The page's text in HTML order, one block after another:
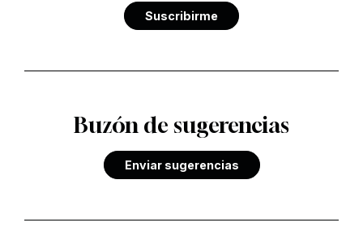
Suscribirme
Buzón de sugerencias
Enviar sugerencias